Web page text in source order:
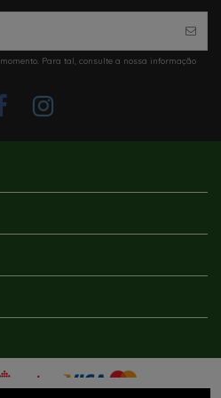
Para tal, consulte a nossa informação